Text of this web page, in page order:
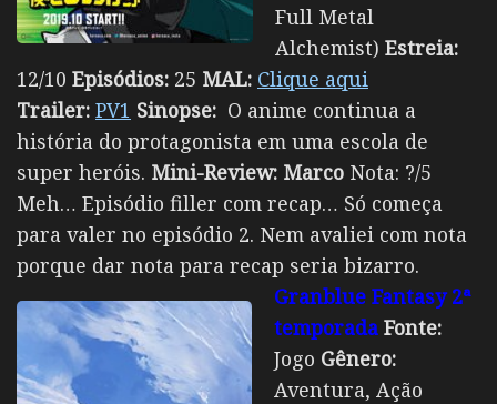
Full Metal
Alchemist) Estreia:
12/10 Episódios: 25 MAL: Clique aqui
Trailer: PV1 Sinopse: O anime continua a
história do protagonista em uma escola de
super heróis. Mini-Review: Marco Nota: ?/5
Meh… Episódio filler com recap… Só começa
para valer no episódio 2. Nem avaliei com nota
porque dar nota para recap seria bizarro.
Granblue Fantasy 2ª
temporada Fonte:
Jogo Gênero:
Aventura, Ação